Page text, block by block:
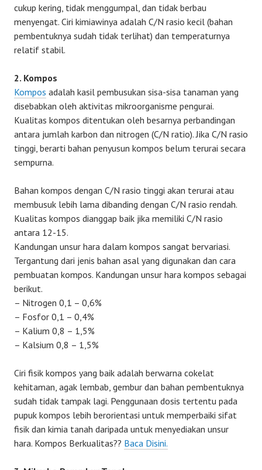
cukup kering, tidak menggumpal, dan tidak berbau
menyengat. Ciri kimiawinya adalah C/N rasio kecil (bahan
pembentuknya sudah tidak terlihat) dan temperaturnya
relatif stabil.
2. Kompos
Kompos adalah kasil pembusukan sisa-sisa tanaman yang
disebabkan oleh aktivitas mikroorganisme pengurai.
Kualitas kompos ditentukan oleh besarnya perbandingan
antara jumlah karbon dan nitrogen (C/N ratio). Jika C/N rasio
tinggi, berarti bahan penyusun kompos belum terurai secara
sempurna.
Bahan kompos dengan C/N rasio tinggi akan terurai atau
membusuk lebih lama dibanding dengan C/N rasio rendah.
Kualitas kompos dianggap baik jika memiliki C/N rasio
antara 12-15.
Kandungan unsur hara dalam kompos sangat bervariasi.
Tergantung dari jenis bahan asal yang digunakan dan cara
pembuatan kompos. Kandungan unsur hara kompos sebagai
berikut.
– Nitrogen 0,1 – 0,6%
– Fosfor 0,1 – 0,4%
– Kalium 0,8 – 1,5%
– Kalsium 0,8 – 1,5%
Ciri fisik kompos yang baik adalah berwarna cokelat
kehitaman, agak lembab, gembur dan bahan pembentuknya
sudah tidak tampak lagi. Penggunaan dosis tertentu pada
pupuk kompos lebih berorientasi untuk memperbaiki sifat
fisik dan kimia tanah daripada untuk menyediakan unsur
hara. Kompos Berkualitas?? Baca Disini.